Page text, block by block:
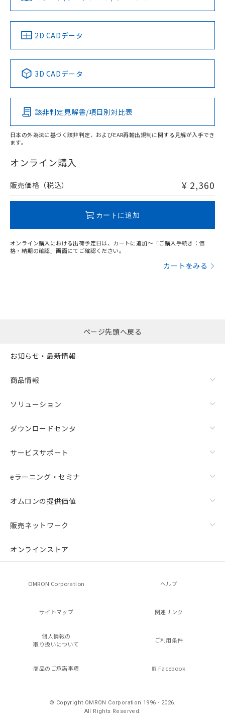
ソフトウェアの使用条件
中国 RoHS 注意事項・凡例
Pb Hg Cd Cr(VI)
O
在庫等で未対応品が混在する可能性があります。
問い合わせください。
LR型式承認
（イギリス
船舶規格）
DNV型式承認
（ノルウェー
BV型式承認
（フランス
KR型式
（韓国
No No No No
この製品の規格認証/適合状況ページへ
その他の認証はこちらのページからご検索ください
2D CADデータ
3D CADデータ
該非判定見解書/項目別対比表
日本の外為法に基づく該非判定、およびEAR再輸出規制に関する見解が入手でき
ます。
オンライン購入
販売価格（税込） ¥ 2,360
カートに追加
オンライン購入における出荷予定日は、カートに追加～「ご購入手続き：価
格・納期の確認」画面にてご確認ください。
カートをみる
ページ先頭へ戻る
お知らせ・最新情報
商品情報
ソリューション
ダウンロードセンタ
サービスサポート
eラーニング・セミナ
オムロンの提供価値
販売ネットワーク
オンラインストア
OMRON Corporation ヘルプ
サイトマップ 関連リンク
個人情報の
取り扱いについて
ご利用条件
商品のご承諾事項 Facebook
© Copyright OMRON Corporation 1996 - 2026.
All Rights Reserved.